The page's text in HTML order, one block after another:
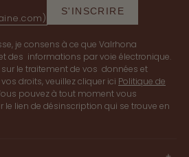
S'INSCRIRE
je consens à ce que Valrhona
des informations par voie électronique.
le traitement de vos données et
droits, veuillez cliquer ici Politique de
pouvez à tout moment vous
lien de désinscription qui se trouve en